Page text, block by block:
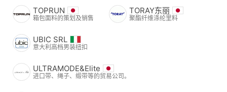
TOPRUN
箱包面料的策划及销售
TORAY东丽
聚酯纤维涤纶里料
UBIC SRL
意大利高档男装纽扣
ULTRAMODE&Elite
进口带、绳子、缎带等的贸易公司。